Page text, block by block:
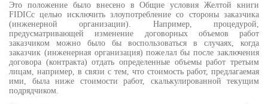
Это положение было внесено в Общие условия Желтой книги
FIDICс целью исключить злоупотребление со стороны заказчика
(инженерной организации). Например, процедурой,
предусматривающей изменение договорных объемов работ
заказчиком можно было бы воспользоваться в случаях, когда
заказчик (инженерная организация) пожелал бы после заключения
договора (контракта) отдать определенные объемы работ третьим
лицам, например, в связи с тем, что стоимость работ, предлагаемая
ими, была ниже стоимости работ, скалькулированной текущим
подрядчиком.